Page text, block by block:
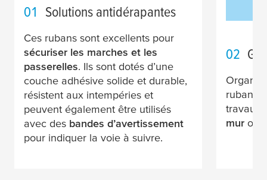
01 Solutions antidérapantes
Ces rubans sont excellents pour
sécuriser les marches et les
passerelles. Ils sont dotés d’une
couche adhésive solide et durable,
résistent aux intempéries et
peuvent également être utilisés
avec des bandes d’avertissement
pour indiquer la voie à suivre.
02
rubans
travaux
mur ou